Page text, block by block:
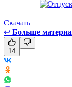
Скачать
↩ Больше
14